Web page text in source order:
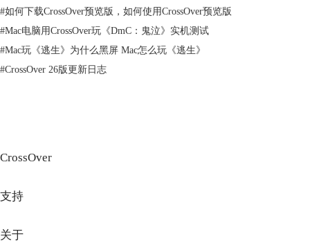
1、Crossover的优点
a.不需要购买windows系统
虚拟机、安装虚拟机的步骤。
#如何下载CrossOver预览版，如何使用CrossOver预览版
#Mac电脑用CrossOver玩《DmC：鬼泣》实机测试
#Mac玩《逃生》为什么黑屏 Mac怎么玩《逃生》
#CrossOver 26版更新日志
CrossOver
支持
关于